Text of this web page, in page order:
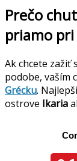
Prečo
priamo
Ak chcete zažiť
podobe, vaším
Grécku.
ostrove Ikaria